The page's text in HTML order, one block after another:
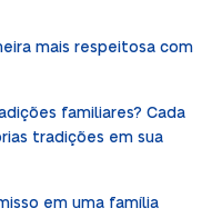
mais respeitosa com
familiares? Cada
tradições em sua
em uma família